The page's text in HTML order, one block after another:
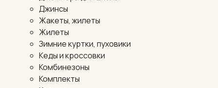
Джинсы
Жакеты, жилеты
Жилеты
Зимние куртки, пуховики
Кеды и кроссовки
Комбинезоны
Комплекты